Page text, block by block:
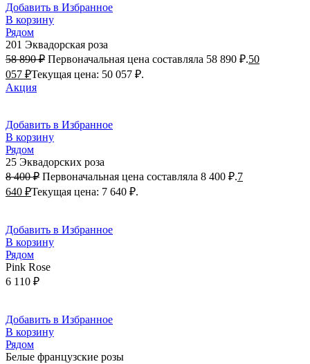
Добавить в Избранное
В корзину
Рядом
201 Эквадорская роза
58 890₽ Первоначальная цена составляла 58 890 ₽.50
057 ₽Текущая цена: 50 057 ₽.
Акция
Добавить в Избранное
В корзину
Рядом
25 Эквадорских роза
8 400₽ Первоначальная цена составляла 8 400 ₽.7
640 ₽Текущая цена: 7 640 ₽.
Добавить в Избранное
В корзину
Рядом
Pink Rose
6 110 ₽
Добавить в Избранное
В корзину
Рядом
Белые французские розы